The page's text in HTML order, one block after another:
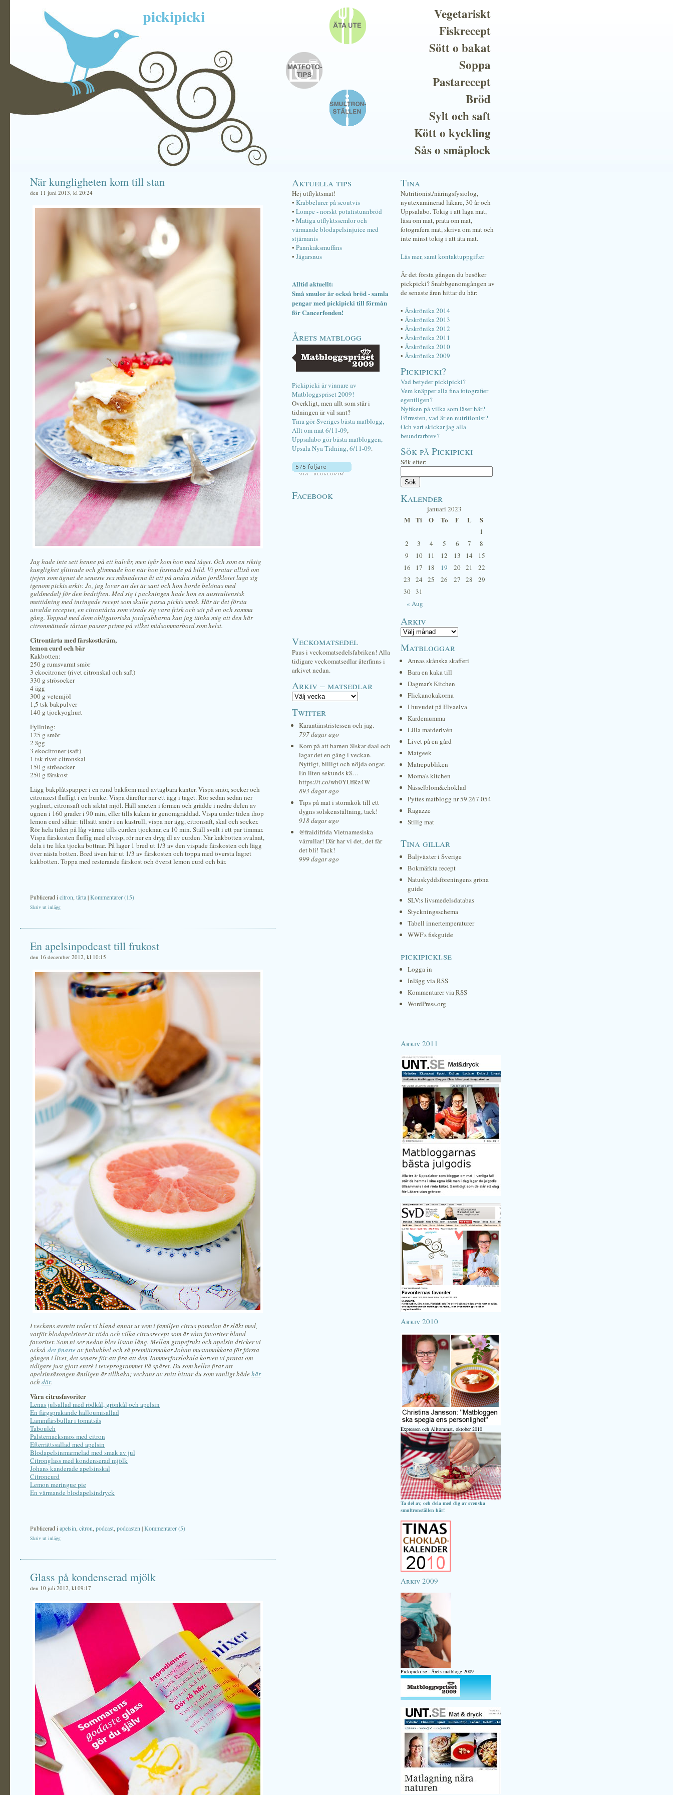
pickipicki
Vegetariskt
Fiskrecept
Sött o bakat
Soppa
Pastarecept
Bröd
Sylt och saft
Kött o kyckling
Sås o småplock
När kungligheten kom till stan
den 11 juni 2013, kl 20:24
Jag hade inte sett henne på ett halvår, men igår kom hon med tåget. Och som en riktig
kunglighet glittrade och glimmade hon när hon fastnade på bild. Vi pratar alltså om
tjejen som ägnat de senaste sex månaderna åt att på andra sidan jordklotet laga sig
igenom pickis arkiv. Jo, jag lovar att det är sant och hon borde belönas med
guldmedalj för den bedriften. Med sig i packningen hade hon en australiensisk
mattidning med inringade recept som skulle passa pickis smak. Här är det första
utvalda receptet, en citrontårta som visade sig vara frisk och söt på en och samma
gång. Toppad med dom obligatoriska jordgubbarna kan jag tänka mig att den här
citronmättade tårtan passar prima på vilket midsommarbord som helst.
Citrontårta med färskostkräm,
lemon curd och bär
Kakbotten:
250 g rumsvarmt smör
3 ekocitroner (rivet citronskal och saft)
330 g strösocker
4 ägg
300 g vetemjöl
1,5 tsk bakpulver
140 g tjockyoghurt
Fyllning:
125 g smör
2 ägg
3 ekocitroner (saft)
1 tsk rivet citronskal
150 g strösocker
250 g färskost
Lägg bakplåtspapper i en rund bakform med avtagbara kanter. Vispa smör, socker och
citronzest fluffigt i en bunke. Vispa därefter ner ett ägg i taget. Rör sedan sedan ner
yoghurt, citronsaft och siktat mjöl. Häll smeten i formen och grädde i nedre delen av
ugnen i 160 grader i 90 min, eller tills kakan är genomgräddad. Vispa under tiden ihop
lemon curd såhär: tillsätt smör i en kastrull, vispa ner ägg, citronsaft, skal och socker.
Rör hela tiden på låg värme tills curden tjocknar, ca 10 min. Ställ svalt i ett par timmar.
Vispa färskosten fluffig med elvisp, rör ner en dryg dl av curden. När kakbotten svalnat,
dela i tre lika tjocka bottnar. På lager 1 bred ut 1/3 av den vispade färskosten och lägg
över nästa botten. Bred även här ut 1/3 av färskosten och toppa med översta lagret
kakbotten. Toppa med resterande färskost och överst lemon curd och bär.
Publicerad icitron tårta|Kommentarer (15)
Skriv ut inlägg
En apelsinpodcast till frukost
den 16 december 2012, kl 10:15
I veckans avsnitt reder vi bland annat ut vem i familjen citrus pomelon är släkt med,
varför blodapelsiner är röda och vilka citrusrecept som är våra favoriter bland
favoriter. Som ni ser nedan blev listan lång. Mellan grapefrukt och apelsin dricker vi
också det finasteav finbubbel och så premiärsmakar Johan mustamakkara för första
gången i livet, det senare för att fira att den Tammerforslokala korven vi pratat om
tidigare just gjort entré i teveprogrammet På spåret. Du som hellre firar att
apelsinsäsongen äntligen är tillbaka; veckans av snitt hittar du som vanligt bådehär
och där.
Våra citrusfavoriter
Lenas julsallad med rödkål, grönkål och apelsin
En färgsprakande halloumisallad
Lammfärsbullar i tomatsås
Tabouleh
Palsternacksmos med citron
Efterrättssallad med apelsin
Blodapelsinmarmelad med smak av jul
Citronglass med kondenserad mjölk
Johans kanderade apelsinskal
Citroncurd
Lemon meringue pie
En värmande blodapelsindryck
Publicerad iapelsin citron podcast podcasten |Kommentarer (5)
Skriv ut inlägg
Glass på kondenserad mjölk
den 10 juli 2012, kl 09:17
Aktuella tips
Hej utflyktsmat!
• Krabbelurer på scoutvis
• Lompe - norskt potatistunnbröd
• Matiga utflyktssemlor och
värmande blodapelsinjuice med
stjärnanis
• Pannkaksmuffins
• Jägarsnus
Alltid aktuellt:
Små smulor är också bröd - samla
pengar med pickipicki till förmån
för Cancerfonden!
Årets matblogg
Pickipicki är vinnare av
Matbloggspriset 2009!
Overkligt, men allt som står i
tidningen är väl sant?
Tina gör Sveriges bästa matblogg,
Allt om mat 6/11-09,
Uppsalabo gör bästa matbloggen,
Upsala Nya Tidning, 6/11-09.
Facebook
Veckomatsedel
Paus i veckomatsedelsfabriken! Alla
tidigare veckomatsedlar återfinns i
arkivet nedan.
Arkiv – matsedlar
Twitter
Karantänstristessen och jag.
797 dagar ago
Kom på att barnen älskar daal och
lagar det en gång i veckan.
Nyttigt, billigt och nöjda ongar.
En liten sekunds kä…
https://t.co/wh0YUfRz4W
893 dagar ago
Tips på mat i stormkök till ett
dygns solskenstältning, tack!
918 dagar ago
@fraidifrida Vietnamesiska
vårrullar! Där har vi det, det får
det bli! Tack!
999 dagar ago
Tina
Nutritionist/näringsfysiolog,
nyutexaminerad läkare, 30 år och
Uppsalabo. Tokig i att laga mat,
läsa om mat, prata om mat,
fotografera mat, skriva om mat och
inte minst tokig i att äta mat.
Läs mer, samt kontaktuppgifter
Är det första gången du besöker
pickpicki? Snabbgenomgången av
de senaste åren hittar du här:
• Årskrönika 2014
• Årskrönika 2013
• Årskrönika 2012
• Årskrönika 2011
• Årskrönika 2010
• Årskrönika 2009
Pickipicki?
Vad betyder pickipicki?
Vem knäpper alla fina fotografier
egentligen?
Nyfiken på vilka som läser här?
Förresten, vad är en nutritionist?
Och vart skickar jag alla
beundrarbrev?
Sök på Pickipicki
Sök efter:
Kalender
januari 2023
M Ti O To F L S
« Aug
1
2
3 4 5 6 7
8
9
10 11 12 13 14
15
16
17 18 19 20 21
22
23
24 25 26 27 28
29
30 31
Arkiv
Matbloggar
Annas skånska skafferi
Bara en kaka till
Dagmar's Kitchen
Flickanokakorna
I huvudet på Elvaelva
Kardemumma
Lilla matderivén
Livet på en gård
Matgeek
Matrepubliken
Moma's kitchen
Nässelblom&choklad
Pyttes matblogg nr 59.267.054
Ragazze
Stilig mat
Tina gillar
Baljväxter i Sverige
Bokmärkta recept
Natuskyddsföreningens gröna
guide
SLV:s livsmedelsdatabas
Styckningsschema
Tabell innertemperaturer
WWF's fiskguide
pickipicki.se
Logga in
Inlägg viaRSS
Kommentarer viaRSS
WordPress.org
Arkiv 2011
Arkiv 2010
Expressen och Alltommat, oktober 2010
Ta del av, och dela med dig av svenska
smultronställen här!
Arkiv 2009
Pickipicki.se - Årets matblogg 2009